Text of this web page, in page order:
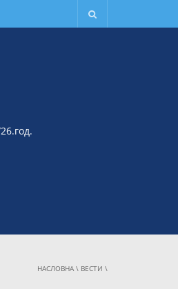
НАСЛОВНА \ ВЕСТИ \